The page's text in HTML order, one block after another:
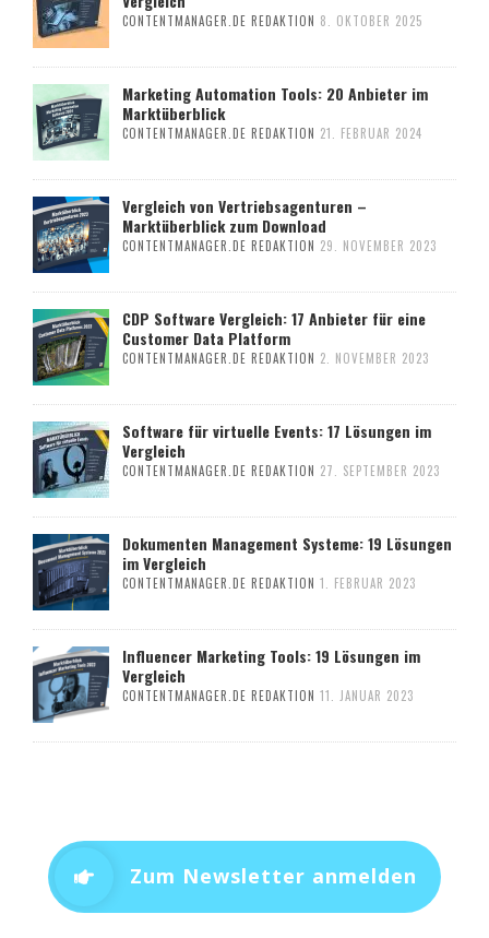
CONTENTMANAGER.DE REDAKTION 8. OKTOBER 2025
Marketing Automation Tools: 20 Anbieter im
Marktüberblick
CONTENTMANAGER.DE REDAKTION 21. FEBRUAR 2024
Vergleich von Vertriebsagenturen –
Marktüberblick zum Download
CONTENTMANAGER.DE REDAKTION 29. NOVEMBER 2023
CDP Software Vergleich: 17 Anbieter für eine
Customer Data Platform
CONTENTMANAGER.DE REDAKTION 2. NOVEMBER 2023
Software für virtuelle Events: 17 Lösungen im
Vergleich
CONTENTMANAGER.DE REDAKTION 27. SEPTEMBER 2023
Dokumenten Management Systeme: 19 Lösungen
im Vergleich
CONTENTMANAGER.DE REDAKTION 1. FEBRUAR 2023
Influencer Marketing Tools: 19 Lösungen im
Vergleich
CONTENTMANAGER.DE REDAKTION 11. JANUAR 2023
Zum Newsletter anmelden